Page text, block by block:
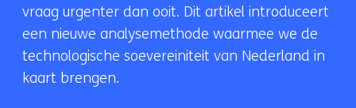
vraag urgenter dan ooit. Dit artikel introduceert
een nieuwe analysemethode waarmee we de
technologische soevereiniteit van Nederland in
kaart brengen.